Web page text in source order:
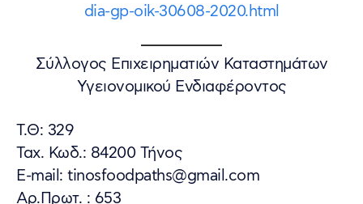
dia-gp-oik-30608-2020.html
Σύλλογος Επιχειρηματιών Καταστημάτων
Υγειονομικού Ενδιαφέροντος
T.Θ: 329
Ταχ. Κωδ.: 84200 Τήνος
E-mail: tinosfoodpaths@gmail.com
Αρ.Πρωτ. : 653